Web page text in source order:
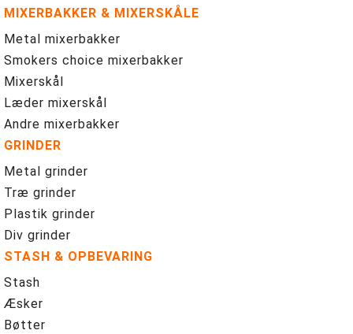
MIXERBAKKER & MIXERSKÅLE
Metal mixerbakker
Smokers choice mixerbakker
Mixerskål
Læder mixerskål
Andre mixerbakker
GRINDER
Metal grinder
Træ grinder
Plastik grinder
Div grinder
STASH & OPBEVARING
Stash
Æsker
Bøtter